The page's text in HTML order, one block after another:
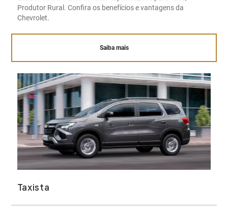
Produtor Rural. Confira os benefícios e vantagens da
Chevrolet.
Saiba mais
Taxista